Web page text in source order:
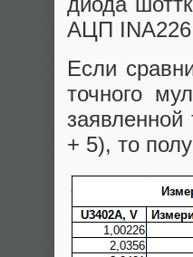
АЦП INA226
Если
точного
+ 5), то